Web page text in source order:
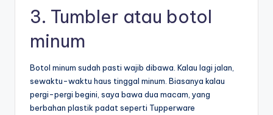
3. Tumbler atau botol
minum
Botol minum sudah pasti wajib dibawa. Kalau lagi jalan,
sewaktu-waktu haus tinggal minum. Biasanya kalau
pergi-pergi begini, saya bawa dua macam, yang
berbahan plastik padat seperti Tupperware